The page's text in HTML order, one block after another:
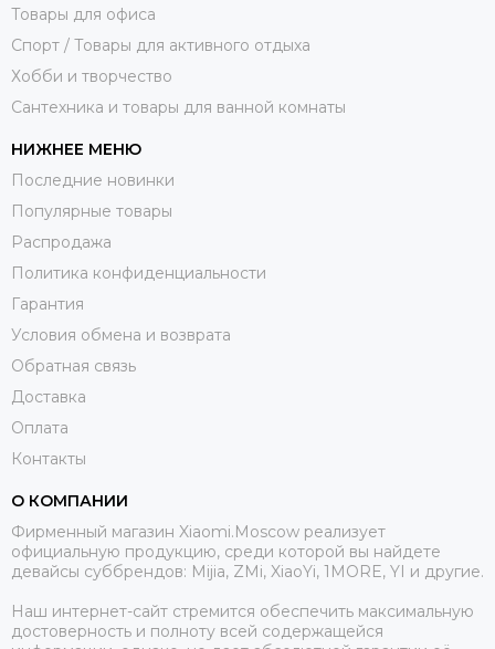
Товары для офиса
Спорт / Товары для активного отдыха
Хобби и творчество
Сантехника и товары для ванной комнаты
НИЖНЕЕ МЕНЮ
Последние новинки
Популярные товары
Распродажа
Политика конфиденциальности
Гарантия
Условия обмена и возврата
Обратная связь
Доставка
Оплата
Контакты
О КОМПАНИИ
Фирменный магазин Xiaomi.Moscow реализует
официальную продукцию, среди которой вы найдете
девайсы суббрендов: Mijia, ZMi, XiaoYi, 1MORE, YI и другие.
Наш интернет-сайт стремится обеспечить максимальную
достоверность и полноту всей содержащейся